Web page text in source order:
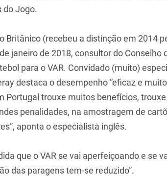
do Jogo.
Britânico (recebeu a distinção em 2014
janeiro de 2018, consultor do Conselho
para o VAR. Convidado (muito)
destaca o desempenho “eficaz e muito
Portugal trouxe muitos benefícios,
penalidades, na amostragem de
aponta o especialista inglês.
que o VAR se vai aperfeiçoando e se
das paragens tem-se reduzido”.